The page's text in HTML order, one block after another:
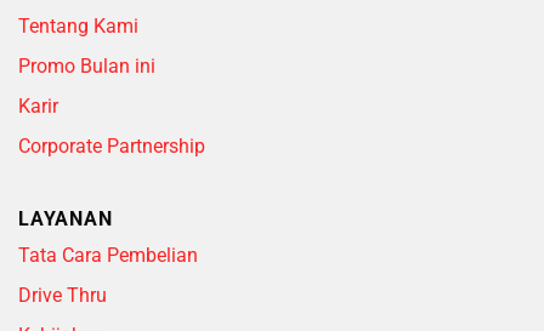
Tentang Kami
Promo Bulan ini
Karir
Corporate Partnership
LAYANAN
Tata Cara Pembelian
Drive Thru